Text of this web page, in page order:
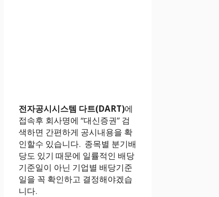
전자공시시스템 다트(DART)에
접속후 회사명에 “대신증권” 검
색하면 간편하게 공시내용을 확
인할수 있습니다. 종목별 분기배
당도 있기 때문에 일률적인 배당
기준일이 아닌 기업별 배당기준
일을 꼭 확인하고 결정해야겠습
니다.